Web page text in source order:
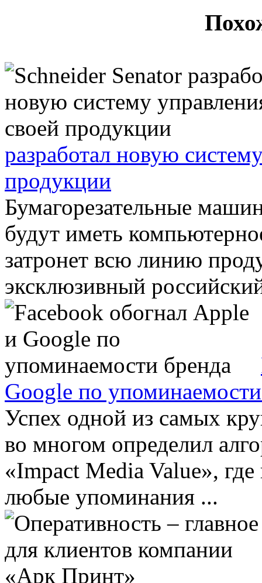
разработал новую
продукции
Бумагорезательные
будут иметь
затронет всю линию
эксклюзивный
Google по
Успех одной из самых
во многом определил
«Impact Media Value», где
любые упоминания ...